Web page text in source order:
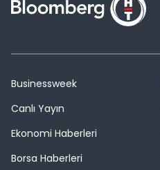
Businessweek
Canlı Yayın
Ekonomi Haberleri
Borsa Haberleri